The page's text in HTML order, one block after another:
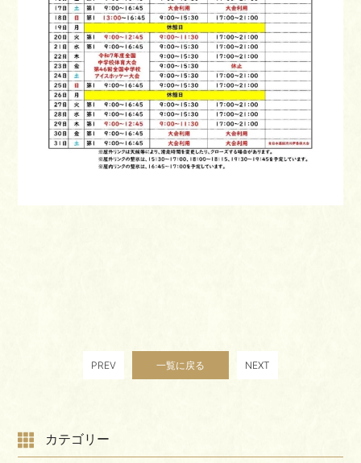
PREV 一覧に戻る NEXT
カテゴリー